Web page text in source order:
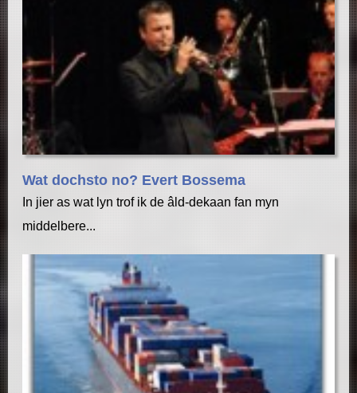
Wat dochsto no? Evert Bossema
In jier as wat lyn trof ik de âld-dekaan fan myn
middelbere...